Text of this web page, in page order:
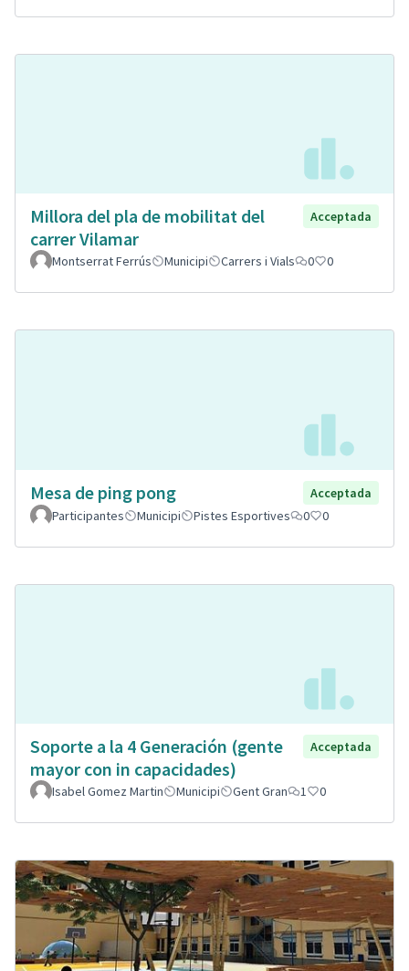
Millora del pla de mobilitat del
carrer Vilamar
Acceptada
Montserrat Ferrús Municipi Carrers i Vials 0 0
Mesa de ping pong
Acceptada
Participantes
Municipi Pistes Esportives 0 0
Soporte a la 4 Generación (gente
mayor con in capacidades)
Acceptada
Isabel Gomez Martin Municipi Gent Gran 1 0